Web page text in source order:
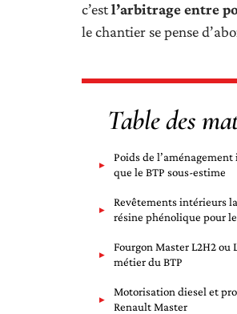
c’estl’arbitrage entre
le chantier se pense
Table des
Poids de
que le BTP sous-estime
Revêtements intérieurs
résine phénolique pour
Fourgon Master L2H2 ou
métier du BTP
Motorisation diesel et
Renault Master